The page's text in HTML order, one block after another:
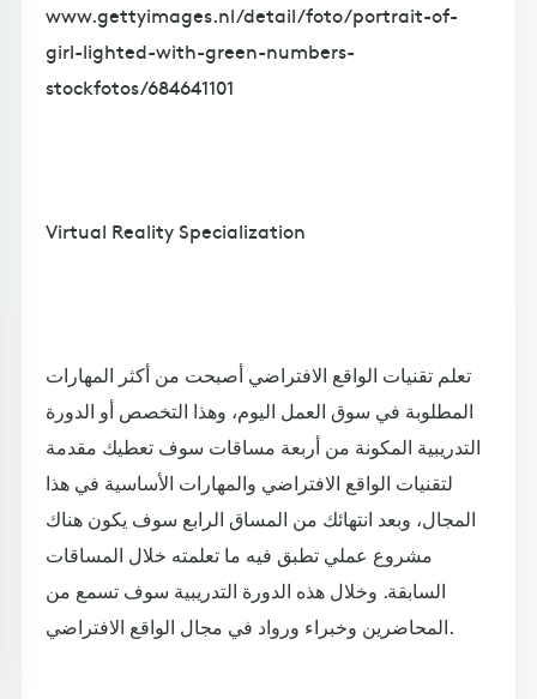
www.gettyimages.nl/detail/foto/portrait-of-
girl-lighted-with-green-numbers-
stockfotos/684641101
Virtual Reality Specialization
تعلم تقنيات الواقع الافتراضي أصبحت من أكثر المهارات
المطلوبة في سوق العمل اليوم، وهذا التخصص أو الدورة
التدريبية المكونة من أربعة مساقات سوف تعطيك مقدمة
لتقنيات الواقع الافتراضي والمهارات الأساسية في هذا
المجال، وبعد انتهائك من المساق الرابع سوف يكون هناك
مشروع عملي تطبق فيه ما تعلمته خلال المساقات
السابقة. وخلال هذه الدورة التدريبية سوف تسمع من
المحاضرين وخبراء ورواد في مجال الواقع الافتراضي.